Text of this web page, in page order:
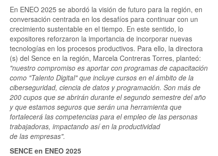
En ENEO 2025 se abordó la visión de futuro para la región, en
conversación centrada en los desafíos para continuar con un
crecimiento sustentable en el tiempo. En este sentido, lo
expositores reforzaron la importancia de incorporar nuevas
tecnologías en los procesos productivos. Para ello, la directora
(s) del Sence en la región, Marcela Contreras Torres, planteó:
"nuestro compromiso es aportar con programas de capacitación
como "Talento Digital" que incluye cursos en el ámbito de la
ciberseguridad, ciencia de datos y programación. Son más de
200 cupos que se abrirán durante el segundo semestre del año
y que estamos seguros que serán una herramienta que
fortalecerá las competencias para el empleo de las personas
trabajadoras, impactando así en la productividad
de las empresas".
SENCE en ENEO 2025